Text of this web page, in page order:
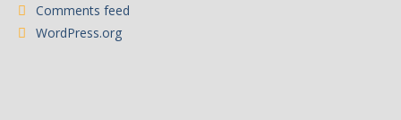
Comments feed
WordPress.org